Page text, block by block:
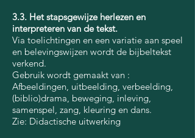
3.3. Het stapsgewijze herlezen en
interpreteren van de tekst.
Via toelichtingen en een variatie aan speel
en belevingswijzen wordt de bijbeltekst
verkend.
Gebruik wordt gemaakt van :
Afbeeldingen, uitbeelding, verbeelding,
(biblio)drama, beweging, inleving,
samenspel, zang, kleuring en dans.
Zie: Didactische uitwerking